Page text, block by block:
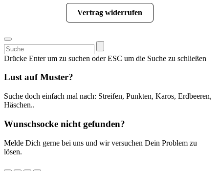
Vertrag widerrufen
Suchen
nach:
Drücke Enter um zu suchen oder ESC um die Suche zu schließen
Lust auf Muster?
Suche doch einfach mal nach: Streifen, Punkten, Karos, Erdbeeren,
Häschen..
Wunschsocke nicht gefunden?
Melde Dich gerne bei uns und wir versuchen Dein Problem zu
lösen.